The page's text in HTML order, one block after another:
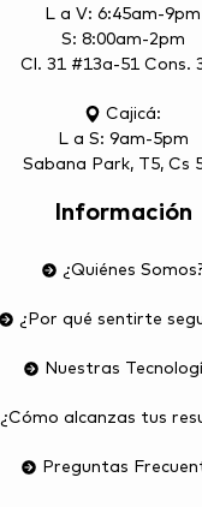
L a V: 6:45am-9pm
S: 8:00am-2pm
Cl. 31 #13a-51 Cons.
Cajicá:
L a S: 9am-5pm
Sabana Park, T5, Cs
Información
¿Quiénes
¿Por qué sentirte
Nuestras
¿Cómo alcanzas tus
Preguntas